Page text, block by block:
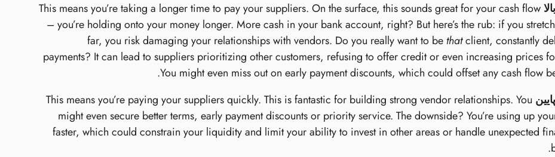
This means you’re taking a longer time to pay your suppliers. On the surface, this sounds great for your cash flow
– you’re holding onto your money longer. More cash in your bank account, right? But here’s the rub: if you
far, you risk damaging your relationships with vendors. Do you really want to be thatclient, constantly
payments? It can lead to suppliers prioritizing other customers, refusing to offer credit or even increasing prices
You might even miss out on early payment discounts, which could offset any cash flow
This means you’re paying your suppliers quickly. This is fantastic for building strong vendor relationships. You
might even secure better terms, early payment discounts or priority service. The downside? You’re using up
faster, which could constrain your liquidity and limit your ability to invest in other areas or handle unexpected